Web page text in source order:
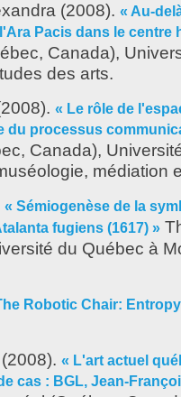
(2008). « Au-
Pacis dans le centre
Canada),
des arts.
« Le rôle de
du processus
Canada),
médiation
« Sémiogenèse de la
fugiens (1617) »
du Québec à
Robotic Chair:
(2008). « L'art actuel
cas : BGL, Jean-